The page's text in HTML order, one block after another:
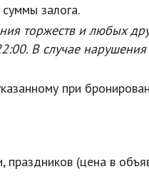
залога.
торжеств и любых
В случае
при
(цена в